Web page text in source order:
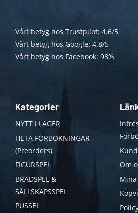
Vårt betyg hos Trustpilot: 4.6/5
Vårt betyg hos Google: 4.8/5
Vårt betyg hos Facebook: 98%
Kategorier
NYTT I LAGER
HETA FÖRBOKNINGAR
(Preorders)
FIGURSPEL
BRÄDSPEL &
SÄLLSKAPSSPEL
PUSSEL
Om